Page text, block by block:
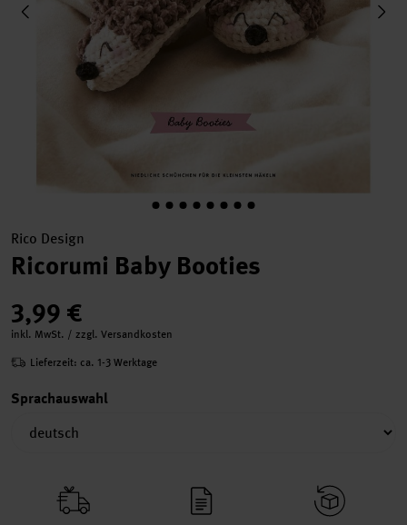
Rico Design
Ricorumi Baby Booties
3,99 €
inkl. MwSt. / zzgl. Versandkosten
Lieferzeit: ca. 1-3 Werktage
Sprachauswahl